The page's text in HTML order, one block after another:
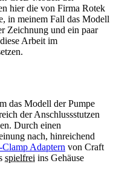
hier die von Firma Rotek
in meinem Fall das Modell
Zeichnung und ein paar
Arbeit im
das Modell der Pumpe
der Anschlussstutzen
Durch einen
nach, hinreichend
Adaptern von Craft
spielfrei ins Gehäuse